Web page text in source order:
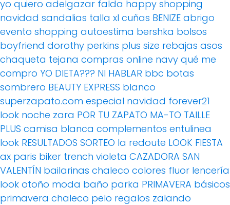
yo quiero adelgazar falda happy shopping
navidad sandalias talla xl cuñas BENIZE abrigo
evento shopping autoestima bershka bolsos
boyfriend dorothy perkins plus size rebajas asos
chaqueta tejana compras online navy qué me
compro YO DIETA??? NI HABLAR bbc botas
sombrero BEAUTY EXPRESS blanco
superzapato.com especial navidad forever21
look noche zara POR TU ZAPATO MA-TO TAILLE
PLUS camisa blanca complementos entulinea
look RESULTADOS SORTEO la redoute LOOK FIESTA
ax paris biker trench violeta CAZADORA SAN
VALENTÍN bailarinas chaleco colores fluor lencería
look otoño moda baño parka PRIMAVERA básicos
primavera chaleco pelo regalos zalando